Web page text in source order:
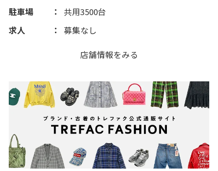
駐車場
共用3500台
求人
募集なし
店舗情報をみる